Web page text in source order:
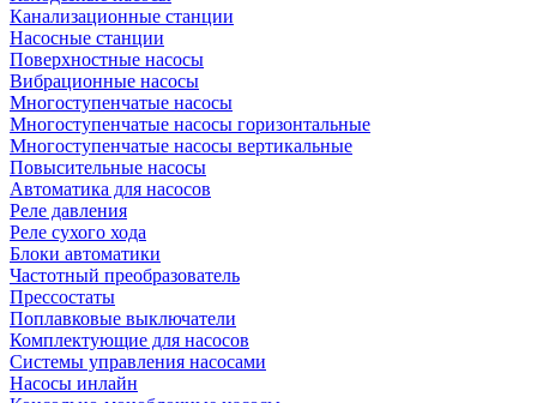
Канализационные станции
Насосные станции
Поверхностные насосы
Вибрационные насосы
Многоступенчатые насосы
Многоступенчатые насосы горизонтальные
Многоступенчатые насосы вертикальные
Повысительные насосы
Автоматика для насосов
Реле давления
Реле сухого хода
Блоки автоматики
Частотный преобразователь
Прессостаты
Поплавковые выключатели
Комплектующие для насосов
Системы управления насосами
Насосы инлайн